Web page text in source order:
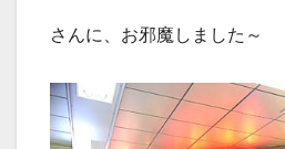
さんに、お邪魔しました～